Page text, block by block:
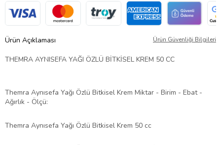
Ürün Açıklaması Ürün Güvenliği Bilgileri
THEMRA AYNISEFA YAĞI ÖZLÜ BİTKİSEL KREM 50 CC
Themra Aynısefa Yağı Özlü Bitkisel Krem Miktar - Birim - Ebat -
Ağırlık - Ölçü:
Themra Aynısefa Yağı Özlü Bitkisel Krem 50 cc